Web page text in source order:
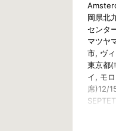
岡県北
センタ
マツヤ
市, ヴ
東京都(
イ, モ
席)12/